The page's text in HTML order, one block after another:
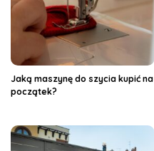
Jaką maszynę do szycia kupić na
początek?